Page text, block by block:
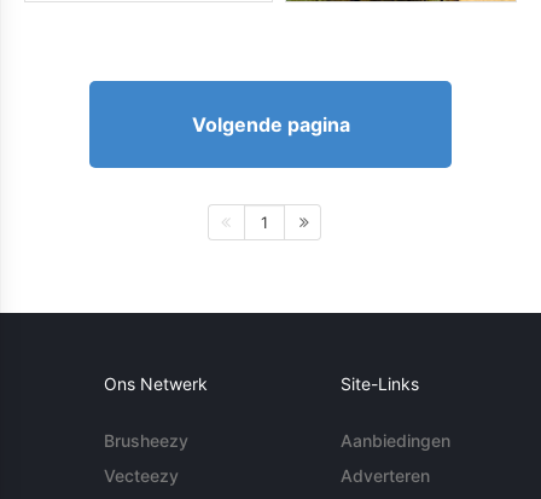
Volgende pagina
1
Ons Netwerk
Brusheezy
Vecteezy
Site-Links
Aanbiedingen
Adverteren